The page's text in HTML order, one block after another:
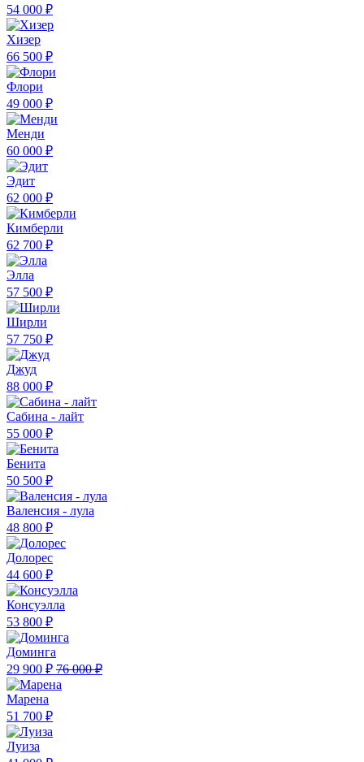
54 000 ₽
Хизер
66 500 ₽
Флори
49 000 ₽
Менди
60 000 ₽
Эдит
62 000 ₽
Кимберли
62 700 ₽
Элла
57 500 ₽
Ширли
57 750 ₽
Джуд
88 000 ₽
Сабина - лайт
55 000 ₽
Бенита
50 500 ₽
Валенсия - лула
48 800 ₽
Долорес
44 600 ₽
Консуэлла
53 800 ₽
Доминга
29 900 ₽ 76 000 ₽
Марена
51 700 ₽
Луиза